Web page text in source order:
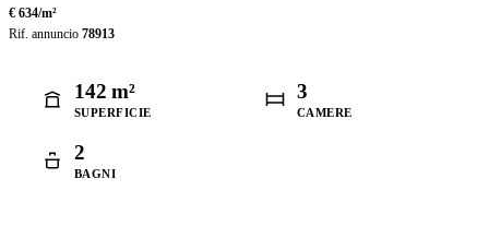
€ 634/m²
Rif. annuncio 78913
142 m²
SUPERFICIE
3
CAMERE
2
BAGNI